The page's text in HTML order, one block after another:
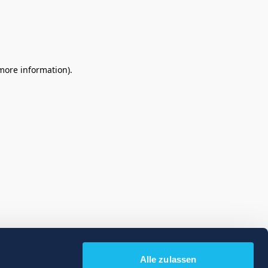
Alle zulassen
information).